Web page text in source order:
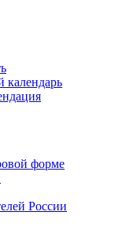
календарь
форме
России